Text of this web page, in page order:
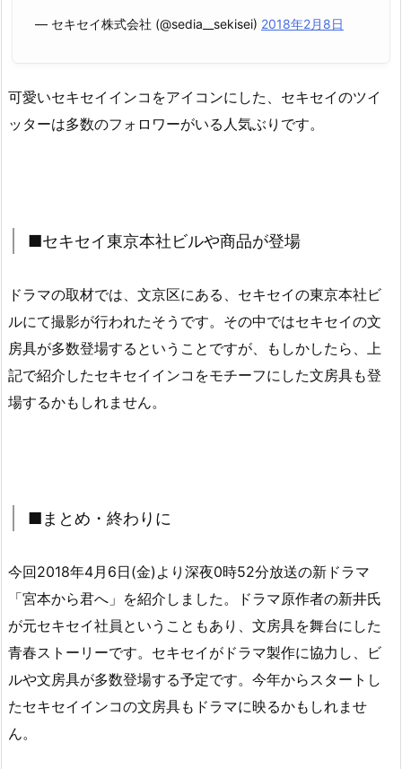
— セキセイ株式会社 (@sedia__sekisei) 2018年2月8日
可愛いセキセイインコをアイコンにした、セキセイのツイ
ッターは多数のフォロワーがいる人気ぶりです。
■セキセイ東京本社ビルや商品が登場
ドラマの取材では、文京区にある、セキセイの東京本社ビ
ルにて撮影が行われたそうです。その中ではセキセイの文
房具が多数登場するということですが、もしかしたら、上
記で紹介したセキセイインコをモチーフにした文房具も登
場するかもしれません。
■まとめ・終わりに
今回2018年4月6日(金)より深夜0時52分放送の新ドラマ
「宮本から君へ」を紹介しました。ドラマ原作者の新井氏
が元セキセイ社員ということもあり、文房具を舞台にした
青春ストーリーです。セキセイがドラマ製作に協力し、ビ
ルや文房具が多数登場する予定です。今年からスタートし
たセキセイインコの文房具もドラマに映るかもしれませ
ん。